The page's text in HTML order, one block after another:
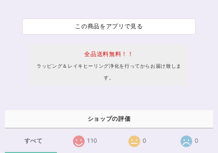
この商品をアプリで見る
全品送料無料！！
ラッピング＆レイキヒーリング浄化を行ってからお届け致しま
す。
ショップの評価
すべて 110 0 0